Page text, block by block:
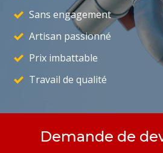
Sans engagement
Artisan passionné
Prix imbattable
Travail de qualité
Demande de